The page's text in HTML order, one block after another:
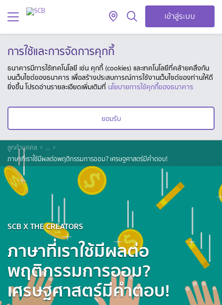
เข้าสู่ระบบ
การใช้และการจัดการคุกกี้
ธนาคารมีการใช้เทคโนโลยี เช่น คุกกี้ (cookies) และเทคโนโลยีที่คล้ายคลึงกัน
บนเว็บไซต์ของธนาคาร เพื่อสร้างประสบการณ์การใช้งานเว็บไซต์ของท่านให้ดี
ยิ่งขึ้น โปรดอ่านรายละเอียดเพิ่มเติมที่ นโยบายการใช้คุกกี้ของธนาคาร
ยอมรับ
ลูกค้าบุคคล
...
ภาษาที่เราใช้มีผลต่อพฤติกรรมการออม? เศรษฐศาสตร์มีคำตอบ!
SCB X THE CREATORS
ภาษาที่เราใช้มีผลต่อ
พฤติกรรมการออม?
เศรษฐศาสตร์มีคำตอบ!